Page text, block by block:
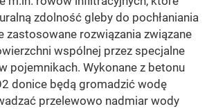
zdolność gleby do pochłaniania
zastosowane rozwiązania związane
wspólnej przez specjalne
pojemnikach. Wykonane z betonu
donice będą gromadzić wodę
przelewowo nadmiar wody